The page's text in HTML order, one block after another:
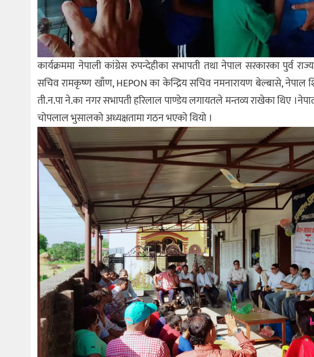
कार्यक्रममा नेपाली कांग्रेस रुपन्देहीका सभापती तथा नेपाल सरकारका पुर्व
सचिव रामकृष्ण खाँण, HEPON का केन्द्रिय सचिव नमनारायण बेल्बासे, नेपाल
ती.न.पा ने.का नगर सभापती हरिलाल पाण्डेय लगायतले मन्तव्य राखेका थिए
चोपलाल भुसालको अध्यक्षतामा गठन भएको थियो ।